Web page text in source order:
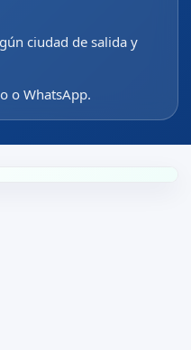
ciudad de salida y
o WhatsApp.